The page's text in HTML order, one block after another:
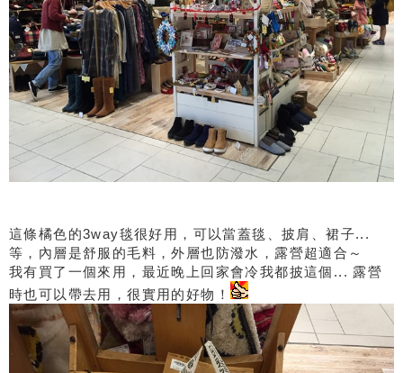
這條橘色的3way毯很好用，可以當蓋毯、披肩、裙子...
等，內層是舒服的毛料，外層也防潑水，露營超適合～
我有買了一個來用，最近晚上回家會冷我都披這個... 露營
時也可以帶去用，很實用的好物！